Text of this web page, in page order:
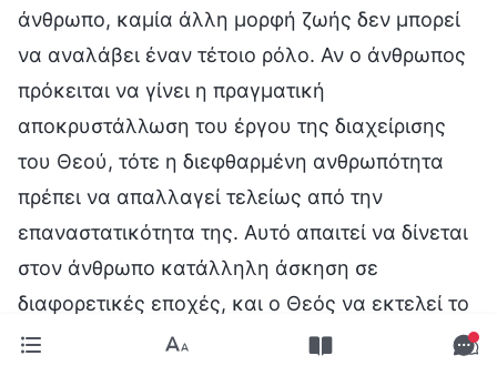
άνθρωπο, καμία άλλη μορφή ζωής δεν μπορεί
να αναλάβει έναν τέτοιο ρόλο. Αν ο άνθρωπος
πρόκειται να γίνει η πραγματική
αποκρυστάλλωση του έργου της διαχείρισης
του Θεού, τότε η διεφθαρμένη ανθρωπότητα
πρέπει να απαλλαγεί τελείως από την
επαναστατικότητα της. Αυτό απαιτεί να δίνεται
στον άνθρωπο κατάλληλη άσκηση σε
διαφορετικές εποχές, και ο Θεός να εκτελεί το
αντίστοιχο έργο ανάμεσα στους ανθρώπους.